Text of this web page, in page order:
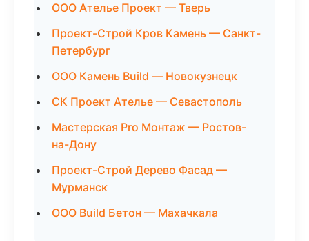
ООО Ателье Проект — Тверь
Проект-Строй Кров Камень — Санкт-
Петербург
ООО Камень Build — Новокузнецк
СК Проект Ателье — Севастополь
Мастерская Pro Монтаж — Ростов-
на-Дону
Проект-Строй Дерево Фасад —
Мурманск
ООО Build Бетон — Махачкала